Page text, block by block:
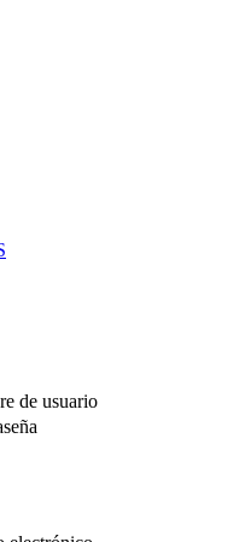
de usuario